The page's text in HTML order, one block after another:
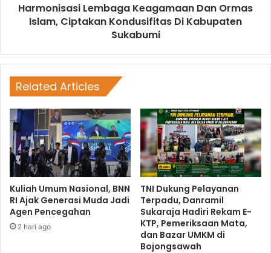
Harmonisasi Lembaga Keagamaan Dan Ormas
Islam, Ciptakan Kondusifitas Di Kabupaten
Sukabumi
Related Articles
Kuliah Umum Nasional, BNN
RI Ajak Generasi Muda Jadi
Agen Pencegahan
2 hari ago
TNI Dukung Pelayanan
Terpadu, Danramil
Sukaraja Hadiri Rekam E-
KTP, Pemeriksaan Mata,
dan Bazar UMKM di
Bojongsawah